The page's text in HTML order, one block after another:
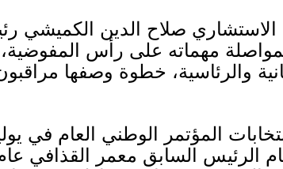
صلاح الدين الكميشي
مهماته على رأس المفوضية،
والرئاسية، خطوة وصفها مراقبون
المؤتمر الوطني العام في
الرئيس السابق معمر القذافي